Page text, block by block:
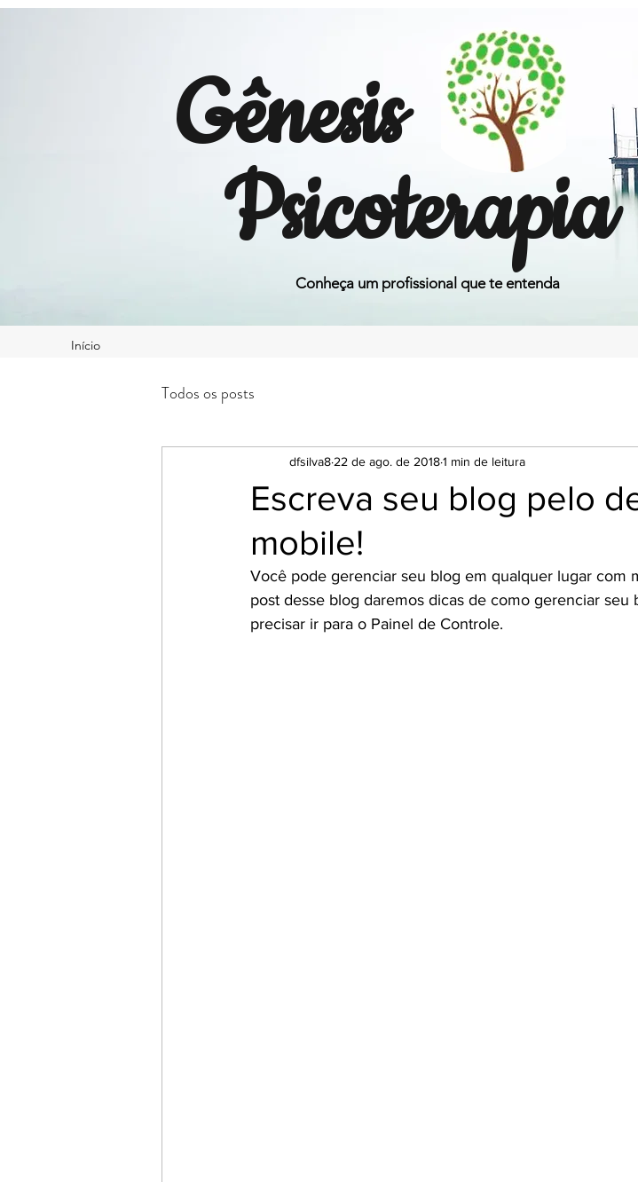
Início
Gênesis
Psicoterapia
Conheça um profissional que te entenda
Todos os posts
Escreva seu blog pelo
mobile!
dfsilva8 22 de ago. de 20181 min de leitura
Você pode gerenciar seu blog em qualquer lugar com
post desse blog daremos dicas de como gerenciar
precisar ir para o Painel de Controle.